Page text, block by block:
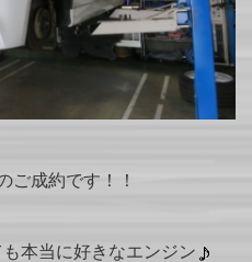
ご成約です！！
本当に好きなエンジン